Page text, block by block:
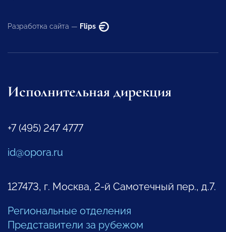
Разработка сайта — Flips
Исполнительная дирекция
+7 (495) 247 4777
id@opora.ru
127473, г. Москва, 2-й Самотечный пер., д.7.
Региональные отделения
Представители за рубежом